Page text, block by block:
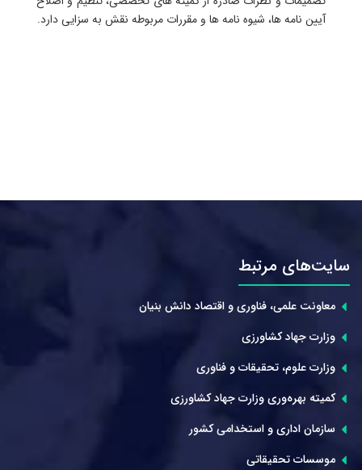
آیین نامه ها، شیوه نامه ها و مقررات مربوطه نقش به سزایی دارد.
سایت‌های مرتبط
معاونت علمی، فناوری و اقتصاد دانش بنیان
وزارت جهاد کشاورزی
وزارت علوم، تحقیقات و فناوری
کمیته بهره‌وری وزارت جهاد کشاورزی
سازمان اداری و استخدامی کشور
موسسات تحقیقاتی